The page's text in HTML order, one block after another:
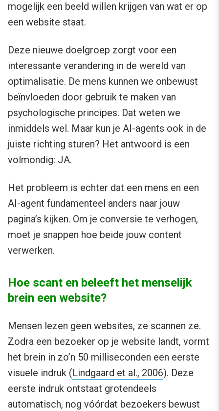
mogelijk een beeld willen krijgen van wat er op
een website staat.
Deze nieuwe doelgroep zorgt voor een
interessante verandering in de wereld van
optimalisatie. De mens kunnen we onbewust
beïnvloeden door gebruik te maken van
psychologische principes. Dat weten we
inmiddels wel. Maar kun je AI-agents ook in de
juiste richting sturen? Het antwoord is een
volmondig: JA.
Het probleem is echter dat een mens en een
AI-agent fundamenteel anders naar jouw
pagina’s kijken. Om je conversie te verhogen,
moet je snappen hoe beide jouw content
verwerken.
Hoe scant en beleeft het menselijk
brein een website?
Mensen lezen geen websites, ze scannen ze.
Zodra een bezoeker op je website landt, vormt
het brein in zo’n 50 milliseconden een eerste
visuele indruk (Lindgaard et al., 2006). Deze
eerste indruk ontstaat grotendeels
automatisch, nog vóórdat bezoekers bewust